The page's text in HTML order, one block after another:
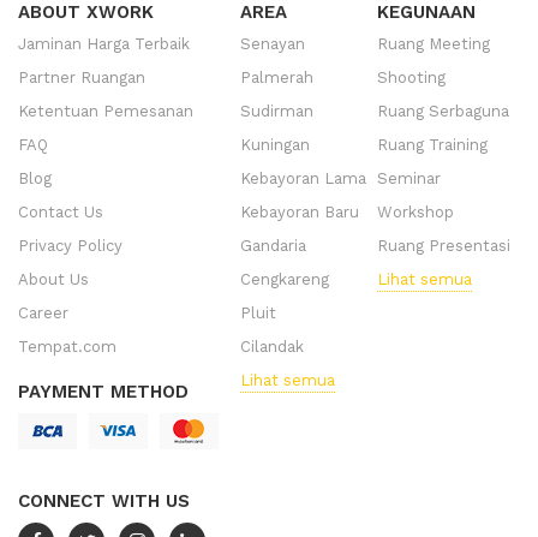
ABOUT XWORK
Jaminan Harga Terbaik
Partner Ruangan
Ketentuan Pemesanan
FAQ
Blog
Contact Us
Privacy Policy
About Us
Career
Tempat.com
PAYMENT METHOD
CONNECT WITH US
AREA
Senayan
Palmerah
Sudirman
Kuningan
Kebayoran Lama
Kebayoran Baru
Gandaria
Cengkareng
Pluit
Cilandak
Lihat semua
KEGUNAAN
Ruang Meeting
Shooting
Ruang Serbaguna
Ruang Training
Seminar
Workshop
Ruang Presentasi
Lihat semua